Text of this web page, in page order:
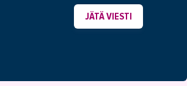
JÄTÄ VIESTI